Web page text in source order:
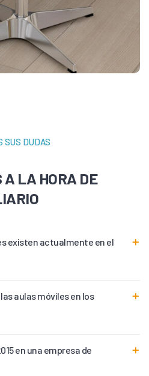
SUS DUDAS
A LA HORA DE
existen actualmente en el
aulas móviles en los
en una empresa de